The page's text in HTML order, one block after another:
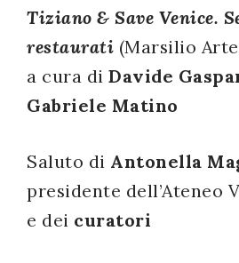
Tiziano & Save Venice.
restaurati (Marsilio
a cura di Davide
Gabriele Matino
Saluto di Antonella
presidente dell’Ateneo
e dei curatori
Registrazione
avvenuta con
successo!